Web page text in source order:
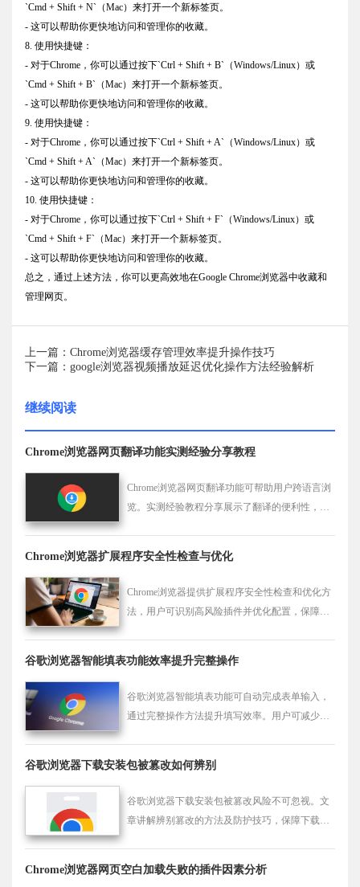
`Cmd + Shift + N`（Mac）来打开一个新标签页。
- 这可以帮助你更快地访问和管理你的收藏。
8. 使用快捷键：
- 对于Chrome，你可以通过按下`Ctrl + Shift + B`（Windows/Linux）或
`Cmd + Shift + B`（Mac）来打开一个新标签页。
- 这可以帮助你更快地访问和管理你的收藏。
9. 使用快捷键：
- 对于Chrome，你可以通过按下`Ctrl + Shift + A`（Windows/Linux）或
`Cmd + Shift + A`（Mac）来打开一个新标签页。
- 这可以帮助你更快地访问和管理你的收藏。
10. 使用快捷键：
- 对于Chrome，你可以通过按下`Ctrl + Shift + F`（Windows/Linux）或
`Cmd + Shift + F`（Mac）来打开一个新标签页。
- 这可以帮助你更快地访问和管理你的收藏。
总之，通过上述方法，你可以更高效地在Google Chrome浏览器中收藏和
管理网页。
上一篇：Chrome浏览器缓存管理效率提升操作技巧
下一篇：google浏览器视频播放延迟优化操作方法经验解析
继续阅读
Chrome浏览器网页翻译功能实测经验分享教程
Chrome浏览器网页翻译功能可帮助用户跨语言浏
览。实测经验教程分享展示了翻译的便利性，让
Chrome浏览器扩展程序安全性检查与优化
Chrome浏览器提供扩展程序安全性检查和优化方
法，用户可识别高风险插件并优化配置，保障浏
谷歌浏览器智能填表功能效率提升完整操作
谷歌浏览器智能填表功能可自动完成表单输入，
通过完整操作方法提升填写效率。用户可减少重
谷歌浏览器下载安装包被篡改如何辨别
谷歌浏览器下载安装包被篡改风险不可忽视。文
章讲解辨别篡改的方法及防护技巧，保障下载安
Chrome浏览器网页空白加载失败的插件因素分析